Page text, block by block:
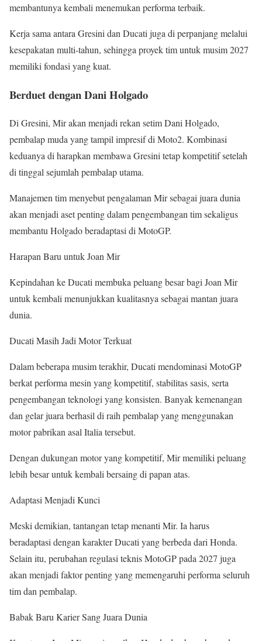
membantunya kembali menemukan performa terbaik.
Kerja sama antara Gresini dan Ducati juga di perpanjang melalui
kesepakatan multi-tahun, sehingga proyek tim untuk musim 2027
memiliki fondasi yang kuat.
Berduet dengan Dani Holgado
Di Gresini, Mir akan menjadi rekan setim Dani Holgado,
pembalap muda yang tampil impresif di Moto2. Kombinasi
keduanya di harapkan membawa Gresini tetap kompetitif setelah
di tinggal sejumlah pembalap utama.
Manajemen tim menyebut pengalaman Mir sebagai juara dunia
akan menjadi aset penting dalam pengembangan tim sekaligus
membantu Holgado beradaptasi di MotoGP.
Harapan Baru untuk Joan Mir
Kepindahan ke Ducati membuka peluang besar bagi Joan Mir
untuk kembali menunjukkan kualitasnya sebagai mantan juara
dunia.
Ducati Masih Jadi Motor Terkuat
Dalam beberapa musim terakhir, Ducati mendominasi MotoGP
berkat performa mesin yang kompetitif, stabilitas sasis, serta
pengembangan teknologi yang konsisten. Banyak kemenangan
dan gelar juara berhasil di raih pembalap yang menggunakan
motor pabrikan asal Italia tersebut.
Dengan dukungan motor yang kompetitif, Mir memiliki peluang
lebih besar untuk kembali bersaing di papan atas.
Adaptasi Menjadi Kunci
Meski demikian, tantangan tetap menanti Mir. Ia harus
beradaptasi dengan karakter Ducati yang berbeda dari Honda.
Selain itu, perubahan regulasi teknis MotoGP pada 2027 juga
akan menjadi faktor penting yang memengaruhi performa seluruh
tim dan pembalap.
Babak Baru Karier Sang Juara Dunia